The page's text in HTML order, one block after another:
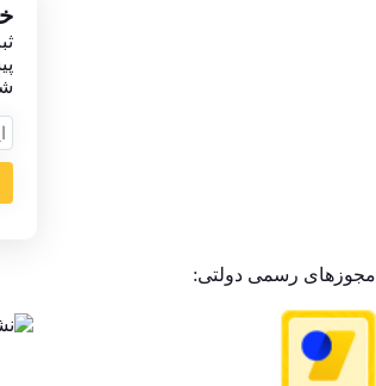
مجوزهای رسمی دولتی: